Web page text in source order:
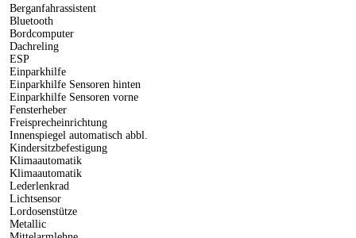
Berganfahrassistent
Bluetooth
Bordcomputer
Dachreling
ESP
Einparkhilfe
Einparkhilfe Sensoren hinten
Einparkhilfe Sensoren vorne
Fensterheber
Freisprecheinrichtung
Innenspiegel automatisch abbl.
Kindersitzbefestigung
Klimaautomatik
Klimaautomatik
Lederlenkrad
Lichtsensor
Lordosenstütze
Metallic